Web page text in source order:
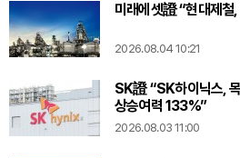
미래에셋證 “현대제철
2026.08.04 10:21
SK證 “SK하이닉스,
상승여력 133%”
2026.08.03 11:00